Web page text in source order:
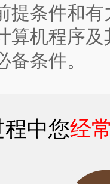
提条件和
算机程序
条件。
中您经